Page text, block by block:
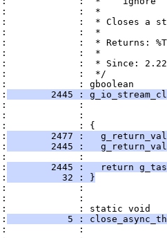
:  *
:  * Closes a
:  *
:  * Returns:
:  *
:  * Since: 2.22
:  */
: gboolean
2445 :
:
:
: {
2477 :
2445 :
:
2445 :   return
          32 : }
:
:
: static void
5 :
: